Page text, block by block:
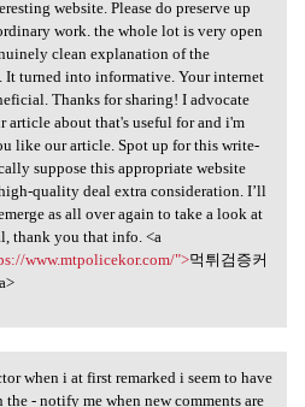
website. Please do preserve up
work. the whole lot is very open
clean explanation of the
It turned into informative. Your internet
Thanks for sharing! I advocate
article about that's useful for and i'm
like our article. Spot up for this write-
suppose this appropriate website
quality deal extra consideration. I’ll
as all over again to take a look at
thank you that info. <a
www.mtpolicekor.com/">먹튀검증커
when i at first
when i at first remarked i seem to have
the - notify me when new comments are